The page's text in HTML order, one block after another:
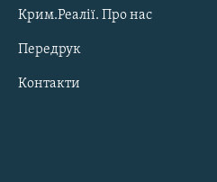
Крим.Реалії. Про нас
Передрук
Контакти